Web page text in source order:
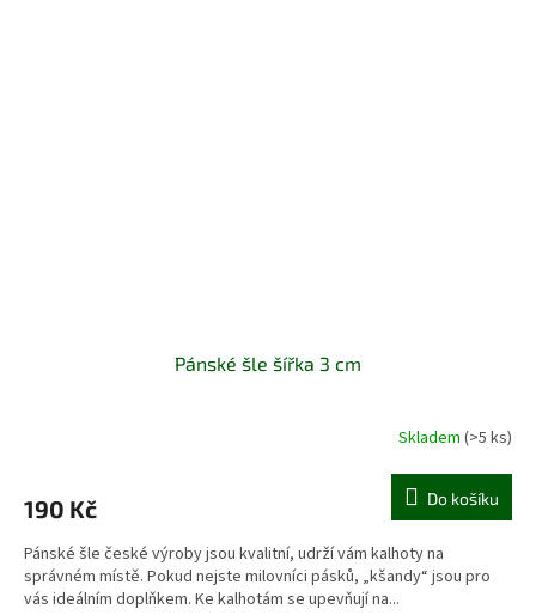
Pánské šle šířka 3 cm
Skladem (>5 ks)
190 Kč Do košíku
Pánské šle české výroby jsou kvalitní, udrží vám kalhoty na
správném místě. Pokud nejste milovníci pásků, „kšandy“ jsou pro
vás ideálním doplňkem. Ke kalhotám se upevňují na...